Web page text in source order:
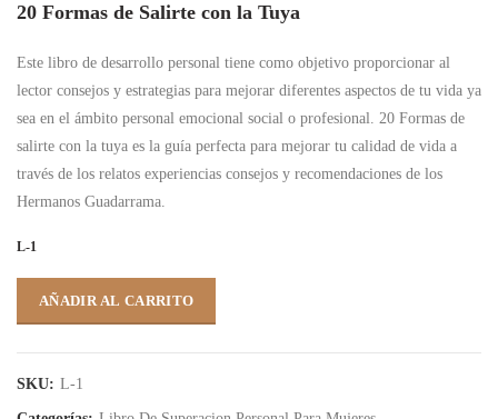
20 Formas de Salirte con la Tuya
Este libro de desarrollo personal tiene como objetivo proporcionar al
lector consejos y estrategias para mejorar diferentes aspectos de tu vida ya
sea en el ámbito personal emocional social o profesional. 20 Formas de
salirte con la tuya es la guía perfecta para mejorar tu calidad de vida a
través de los relatos experiencias consejos y recomendaciones de los
Hermanos Guadarrama.
L-1
AÑADIR AL CARRITO
SKU: L-1